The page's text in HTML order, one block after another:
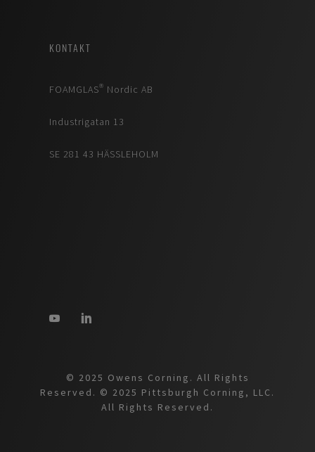
KONTAKT
FOAMGLAS® Nordic AB
Industrigatan 13
SE 281 43 HÄSSLEHOLM
© 2025 Owens Corning. All Rights
Reserved. © 2025 Pittsburgh Corning, LLC.
All Rights Reserved.